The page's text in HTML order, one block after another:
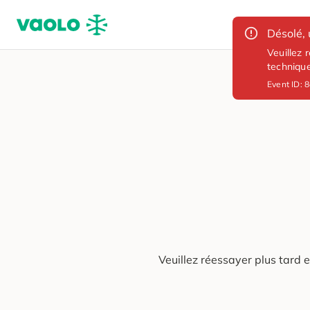
Désolé,
Veuillez
Event ID:
Veuillez réessayer plus tard